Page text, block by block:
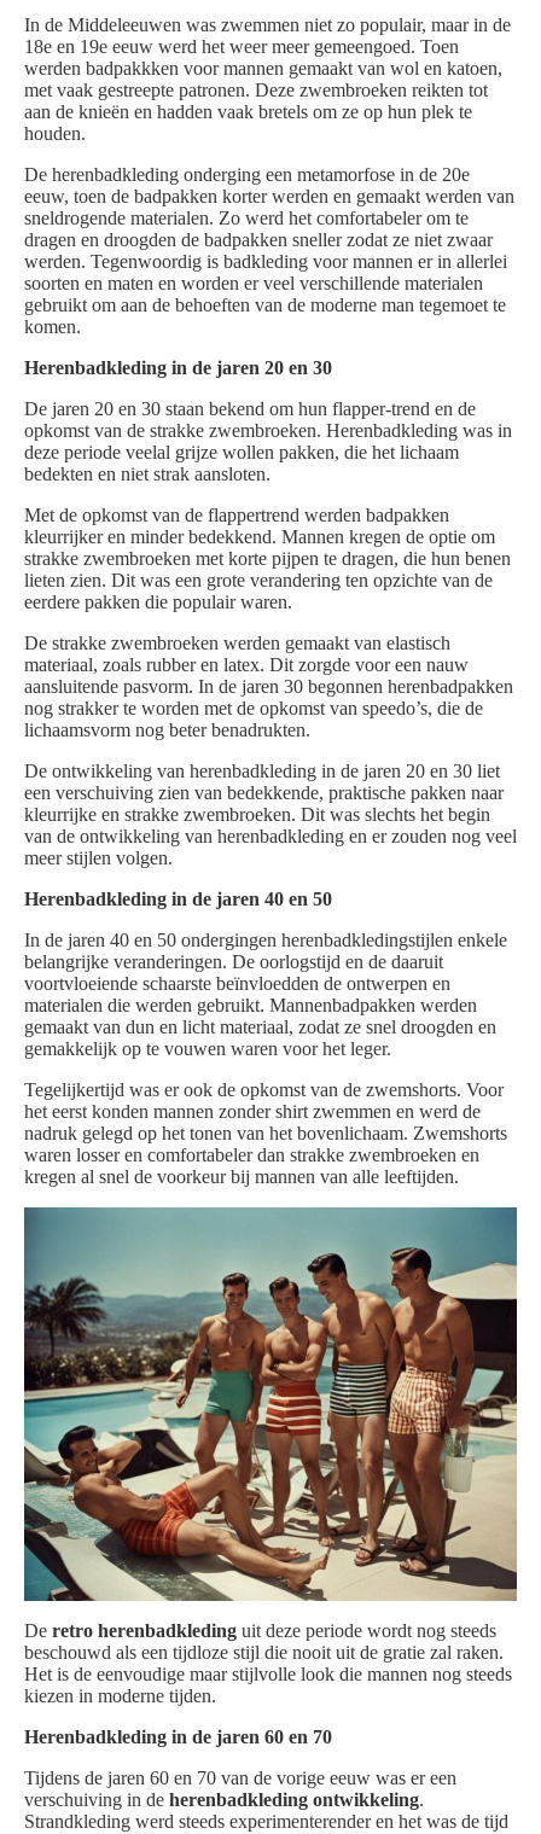
In de Middeleeuwen was zwemmen niet zo populair, maar in de
18e en 19e eeuw werd het weer meer gemeengoed. Toen
werden badpakkken voor mannen gemaakt van wol en katoen,
met vaak gestreepte patronen. Deze zwembroeken reikten tot
aan de knieën en hadden vaak bretels om ze op hun plek te
houden.
De herenbadkleding onderging een metamorfose in de 20e
eeuw, toen de badpakken korter werden en gemaakt werden van
sneldrogende materialen. Zo werd het comfortabeler om te
dragen en droogden de badpakken sneller zodat ze niet zwaar
werden. Tegenwoordig is badkleding voor mannen er in allerlei
soorten en maten en worden er veel verschillende materialen
gebruikt om aan de behoeften van de moderne man tegemoet te
komen.
Herenbadkleding in de jaren 20 en 30
De jaren 20 en 30 staan bekend om hun flapper-trend en de
opkomst van de strakke zwembroeken. Herenbadkleding was in
deze periode veelal grijze wollen pakken, die het lichaam
bedekten en niet strak aansloten.
Met de opkomst van de flappertrend werden badpakken
kleurrijker en minder bedekkend. Mannen kregen de optie om
strakke zwembroeken met korte pijpen te dragen, die hun benen
lieten zien. Dit was een grote verandering ten opzichte van de
eerdere pakken die populair waren.
De strakke zwembroeken werden gemaakt van elastisch
materiaal, zoals rubber en latex. Dit zorgde voor een nauw
aansluitende pasvorm. In de jaren 30 begonnen herenbadpakken
nog strakker te worden met de opkomst van speedo’s, die de
lichaamsvorm nog beter benadrukten.
De ontwikkeling van herenbadkleding in de jaren 20 en 30 liet
een verschuiving zien van bedekkende, praktische pakken naar
kleurrijke en strakke zwembroeken. Dit was slechts het begin
van de ontwikkeling van herenbadkleding en er zouden nog veel
meer stijlen volgen.
Herenbadkleding in de jaren 40 en 50
In de jaren 40 en 50 ondergingen herenbadkledingstijlen enkele
belangrijke veranderingen. De oorlogstijd en de daaruit
voortvloeiende schaarste beïnvloedden de ontwerpen en
materialen die werden gebruikt. Mannenbadpakken werden
gemaakt van dun en licht materiaal, zodat ze snel droogden en
gemakkelijk op te vouwen waren voor het leger.
Tegelijkertijd was er ook de opkomst van de zwemshorts. Voor
het eerst konden mannen zonder shirt zwemmen en werd de
nadruk gelegd op het tonen van het bovenlichaam. Zwemshorts
waren losser en comfortabeler dan strakke zwembroeken en
kregen al snel de voorkeur bij mannen van alle leeftijden.
De retro herenbadkleding uit deze periode wordt nog steeds
beschouwd als een tijdloze stijl die nooit uit de gratie zal raken.
Het is de eenvoudige maar stijlvolle look die mannen nog steeds
kiezen in moderne tijden.
Herenbadkleding in de jaren 60 en 70
Tijdens de jaren 60 en 70 van de vorige eeuw was er een
verschuiving in de herenbadkleding ontwikkeling.
Strandkleding werd steeds experimenterender en het was de tijd